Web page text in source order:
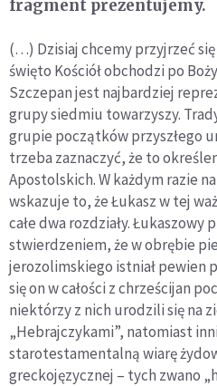
fragment prezentujemy.
(…) Dzisiaj chcemy przyjrzeć
święto Kościół obchodzi po
Szczepan jest najbardziej
grupy siedmiu towarzyszy.
grupie początków przyszłego
trzeba zaznaczyć, że to
Apostolskich. W każdym razie
wskazuje to, że Łukasz w tej
całe dwa rozdziały. Łukaszowy
stwierdzeniem, że w obrębie
jerozolimskiego istniał pewien
się on w całości z chrześcijan
niektórzy z nich urodzili się na
„Hebrajczykami”, natomiast
starotestamentalną wiarę
greckojęzycznej – tych zwano